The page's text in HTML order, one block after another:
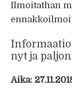
Ilmoitathan
nyt ja
Aika: